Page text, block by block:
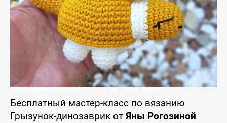
Бесплатный мастер-класс по вязанию
Грызунок-динозаврик от Яны Рогозиной